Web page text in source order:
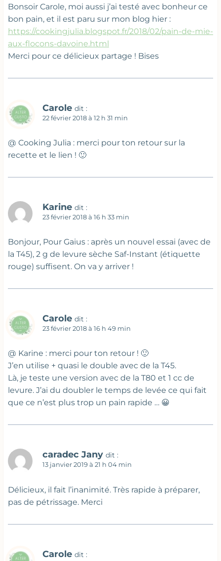
Bonsoir Carole, moi aussi j’ai testé avec bonheur ce
bon pain, et il est paru sur mon blog hier :
https://cookingjulia.blogspot.fr/2018/02/pain-de-mie-
aux-flocons-davoine.html
Merci pour ce délicieux partage ! Bises
Carole dit :
22 février 2018 à 12 h 31 min
@ Cooking Julia : merci pour ton retour sur la
recette et le lien ! 🙂
Karine dit :
23 février 2018 à 16 h 33 min
Bonjour, Pour Gaius : après un nouvel essai (avec de
la T45), 2 g de levure sèche Saf-Instant (étiquette
rouge) suffisent. On va y arriver !
Carole dit :
23 février 2018 à 16 h 49 min
@ Karine : merci pour ton retour ! 🙂
J’en utilise + quasi le double avec de la T45.
Là, je teste une version avec de la T80 et 1 cc de
levure. J’ai du doubler le temps de levée ce qui fait
que ce n’est plus trop un pain rapide … 😀
caradec Jany dit :
13 janvier 2019 à 21 h 04 min
Délicieux, il fait l’inanimité. Très rapide à préparer,
pas de pétrissage. Merci
Carole dit :